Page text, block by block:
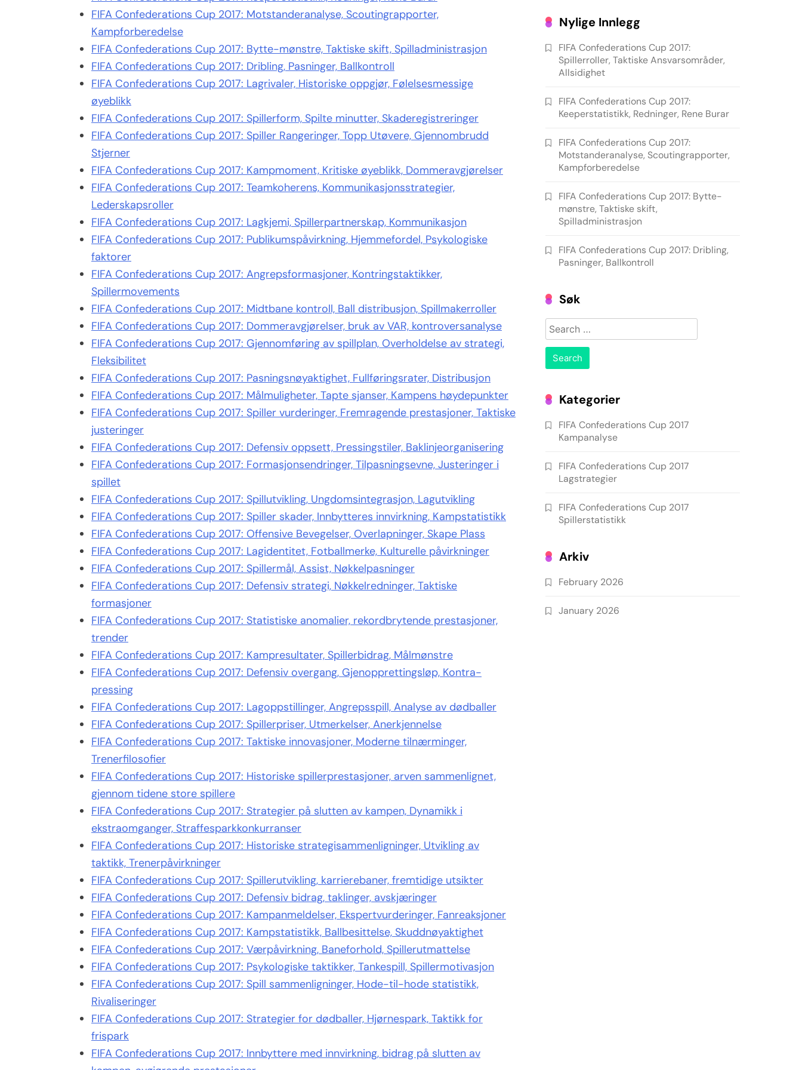
FIFA Confederations Cup 2017: Motstanderanalyse, Scoutingrapporter,
Kampforberedelse
FIFA Confederations Cup 2017: Bytte-mønstre, Taktiske skift, Spilladministrasjon
FIFA Confederations Cup 2017: Dribling, Pasninger, Ballkontroll
FIFA Confederations Cup 2017: Lagrivaler, Historiske oppgjør, Følelsesmessige
øyeblikk
FIFA Confederations Cup 2017: Spillerform, Spilte minutter, Skaderegistreringer
FIFA Confederations Cup 2017: Spiller Rangeringer, Topp Utøvere, Gjennombrudd
Stjerner
FIFA Confederations Cup 2017: Kampmoment, Kritiske øyeblikk, Dommeravgjørelser
FIFA Confederations Cup 2017: Teamkoherens, Kommunikasjonsstrategier,
Lederskapsroller
FIFA Confederations Cup 2017: Lagkjemi, Spillerpartnerskap, Kommunikasjon
FIFA Confederations Cup 2017: Publikumspåvirkning, Hjemmefordel, Psykologiske
faktorer
FIFA Confederations Cup 2017: Angrepsformasjoner, Kontringstaktikker,
Spillermovements
FIFA Confederations Cup 2017: Midtbane kontroll, Ball distribusjon, Spillmakerroller
FIFA Confederations Cup 2017: Dommeravgjørelser, bruk av VAR, kontroversanalyse
FIFA Confederations Cup 2017: Gjennomføring av spillplan, Overholdelse av strategi,
Fleksibilitet
FIFA Confederations Cup 2017: Pasningsnøyaktighet, Fullføringsrater, Distribusjon
FIFA Confederations Cup 2017: Målmuligheter, Tapte sjanser, Kampens høydepunkter
FIFA Confederations Cup 2017: Spiller vurderinger, Fremragende prestasjoner, Taktiske
justeringer
FIFA Confederations Cup 2017: Defensiv oppsett, Pressingstiler, Baklinjeorganisering
FIFA Confederations Cup 2017: Formasjonsendringer, Tilpasningsevne, Justeringer i
spillet
FIFA Confederations Cup 2017: Spillutvikling, Ungdomsintegrasjon, Lagutvikling
FIFA Confederations Cup 2017: Spiller skader, Innbytteres innvirkning, Kampstatistikk
FIFA Confederations Cup 2017: Offensive Bevegelser, Overlapninger, Skape Plass
FIFA Confederations Cup 2017: Lagidentitet, Fotballmerke, Kulturelle påvirkninger
FIFA Confederations Cup 2017: Spillermål, Assist, Nøkkelpasninger
FIFA Confederations Cup 2017: Defensiv strategi, Nøkkelredninger, Taktiske
formasjoner
FIFA Confederations Cup 2017: Statistiske anomalier, rekordbrytende prestasjoner,
trender
FIFA Confederations Cup 2017: Kampresultater, Spillerbidrag, Målmønstre
FIFA Confederations Cup 2017: Defensiv overgang, Gjenopprettingsløp, Kontra-
pressing
FIFA Confederations Cup 2017: Lagoppstillinger, Angrepsspill, Analyse av dødballer
FIFA Confederations Cup 2017: Spillerpriser, Utmerkelser, Anerkjennelse
FIFA Confederations Cup 2017: Taktiske innovasjoner, Moderne tilnærminger,
Trenerfilosofier
FIFA Confederations Cup 2017: Historiske spillerprestasjoner, arven sammenlignet,
gjennom tidene store spillere
FIFA Confederations Cup 2017: Strategier på slutten av kampen, Dynamikk i
ekstraomganger, Straffesparkkonkurranser
FIFA Confederations Cup 2017: Historiske strategisammenligninger, Utvikling av
taktikk, Trenerpåvirkninger
FIFA Confederations Cup 2017: Spillerutvikling, karrierebaner, fremtidige utsikter
FIFA Confederations Cup 2017: Defensiv bidrag, taklinger, avskjæringer
FIFA Confederations Cup 2017: Kampanmeldelser, Ekspertvurderinger, Fanreaksjoner
FIFA Confederations Cup 2017: Kampstatistikk, Ballbesittelse, Skuddnøyaktighet
FIFA Confederations Cup 2017: Værpåvirkning, Baneforhold, Spillerutmattelse
FIFA Confederations Cup 2017: Psykologiske taktikker, Tankespill, Spillermotivasjon
FIFA Confederations Cup 2017: Spill sammenligninger, Hode-til-hode statistikk,
Rivaliseringer
FIFA Confederations Cup 2017: Strategier for dødballer, Hjørnespark, Taktikk for
frispark
FIFA Confederations Cup 2017: Innbyttere med innvirkning, bidrag på slutten av
Nylige Innlegg
FIFA Confederations Cup 2017:
Spillerroller, Taktiske Ansvarsområder,
Allsidighet
FIFA Confederations Cup 2017:
Keeperstatistikk, Redninger, Rene Burar
FIFA Confederations Cup 2017:
Motstanderanalyse, Scoutingrapporter,
Kampforberedelse
FIFA Confederations Cup 2017: Bytte-
mønstre, Taktiske skift,
Spilladministrasjon
FIFA Confederations Cup 2017: Dribling,
Pasninger, Ballkontroll
Søk
Search
for:
Kategorier
FIFA Confederations Cup 2017
Kampanalyse
FIFA Confederations Cup 2017
Lagstrategier
FIFA Confederations Cup 2017
Spillerstatistikk
Arkiv
February 2026
January 2026